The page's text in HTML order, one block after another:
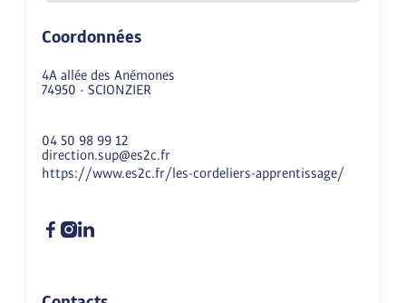
Coordonnées
4A allée des Anémones
74950 - SCIONZIER
04 50 98 99 12
direction.sup@es2c.fr
https://www.es2c.fr/les-cordeliers-apprentissage/